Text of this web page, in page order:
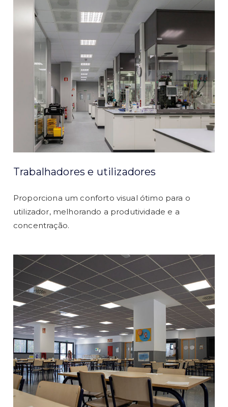
Trabalhadores e utilizadores
Proporciona um conforto visual ótimo para o
utilizador, melhorando a produtividade e a
concentração.